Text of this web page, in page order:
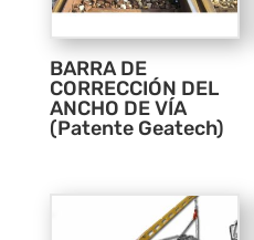
BARRA DE
CORRECCIÓN DEL
ANCHO DE VÍA
(Patente Geatech)